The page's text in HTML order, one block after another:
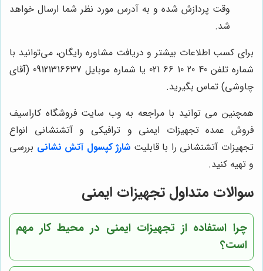
وقت پردازش شده و به آدرس مورد نظر شما ارسال خواهد
شد.
برای کسب اطلاعات بیشتر و دریافت مشاوره رایگان، می‌توانید با
شماره تلفن 40 20 10 66 021 یا شماره موبایل 09121316637 (آقای
چاوشی) تماس بگیرید.
همچنین می توانید با مراجعه به وب سایت فروشگاه کاراسیف
فروش عمده تجهیزات ایمنی و ترافیکی و آتشنشانی انواع
تجهیزات آتشنشانی را با قابلیت شارژ کپسول آتش نشانی بررسی
و تهیه کنید.
سوالات متداول تجهیزات ایمنی
چرا استفاده از تجهیزات ایمنی در محیط کار مهم
است؟